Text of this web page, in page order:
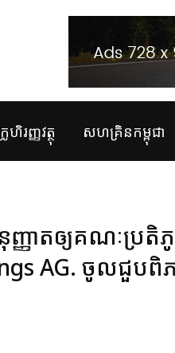
ហិរញ្ញវត្ថុ សហគ្រិនកម្ពុជា
ាតឲ្យគណៈប្រតិភូធ
AG. ចូលជួបពិភា